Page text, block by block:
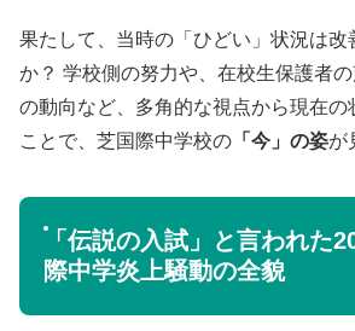
果たして、当時の「ひどい」状況は改
か？ 学校側の努力や、在校生保護者
の動向など、多角的な視点から現在の
ことで、芝国際中学校の 「今」の姿が
「伝説の入試」と言われた
際中学炎上騒動の全貌